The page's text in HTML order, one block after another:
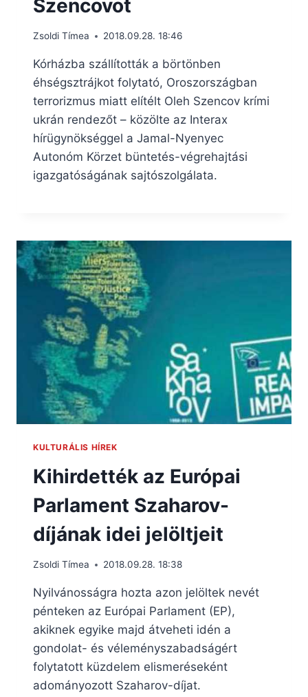
Szencovot
Zsoldi Tímea 2018.09.28. 18:46
Kórházba szállították a börtönben
éhségsztrájkot folytató, Oroszországban
terrorizmus miatt elítélt Oleh Szencov krími
ukrán rendezőt – közölte az Interax
hírügynökséggel a Jamal-Nyenyec
Autonóm Körzet büntetés-végrehajtási
igazgatóságának sajtószolgálata.
KULTURÁLIS HÍREK
Kihirdették az Európai
Parlament Szaharov-
díjának idei jelöltjeit
Zsoldi Tímea 2018.09.28. 18:38
Nyilvánosságra hozta azon jelöltek nevét
pénteken az Európai Parlament (EP),
akiknek egyike majd átveheti idén a
gondolat- és véleményszabadságért
folytatott küzdelem elismeréseként
adományozott Szaharov-díjat.